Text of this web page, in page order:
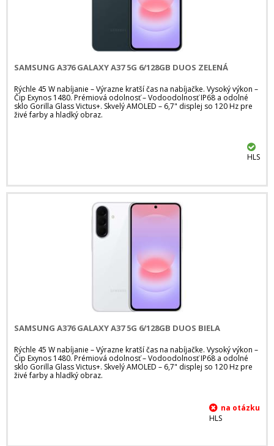
SAMSUNG A376 GALAXY A37 5G 6/128GB DUOS ZELENÁ
Rýchle 45 W nabíjanie – Výrazne kratší čas na nabíjačke. Vysoký výkon –
Čip Exynos 1480. Prémiová odolnosť – Vodoodolnosť IP68 a odolné
sklo Gorilla Glass Victus+. Skvelý AMOLED – 6,7" displej so 120 Hz pre
živé farby a hladký obraz.
HLS
SAMSUNG A376 GALAXY A37 5G 6/128GB DUOS BIELA
Rýchle 45 W nabíjanie – Výrazne kratší čas na nabíjačke. Vysoký výkon –
Čip Exynos 1480. Prémiová odolnosť – Vodoodolnosť IP68 a odolné
sklo Gorilla Glass Victus+. Skvelý AMOLED – 6,7" displej so 120 Hz pre
živé farby a hladký obraz.
HLS